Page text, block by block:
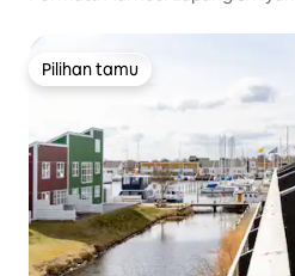
Pilihan tamu
Pilihan tamu